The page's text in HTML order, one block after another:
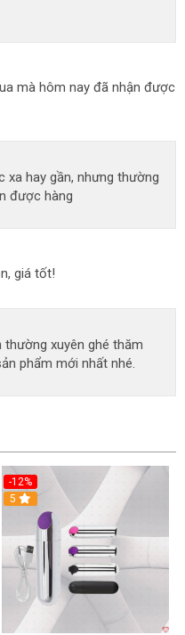
mà hôm nay đã nhận được
xa hay gần, nhưng thường
được hàng
giá tốt!
thường xuyên ghé thăm
phẩm mới nhất nhé.
-12%
5